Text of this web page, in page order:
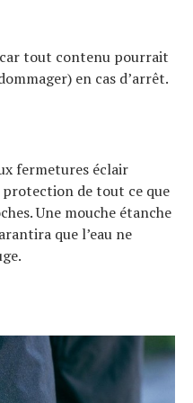
tout contenu pourrait
en cas d’arrêt.
fermetures éclair
de tout ce que
Une mouche étanche
que l’eau ne